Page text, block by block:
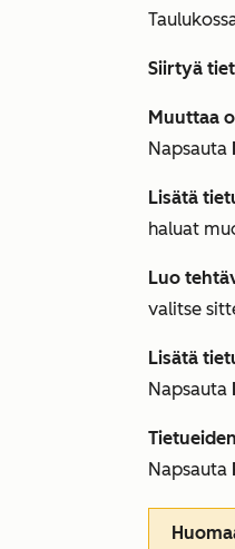
Siirtyä
Muuttaa
Napsauta
Lisätä
haluat
Luo
valitse
Lisätä
Napsauta
Napsauta